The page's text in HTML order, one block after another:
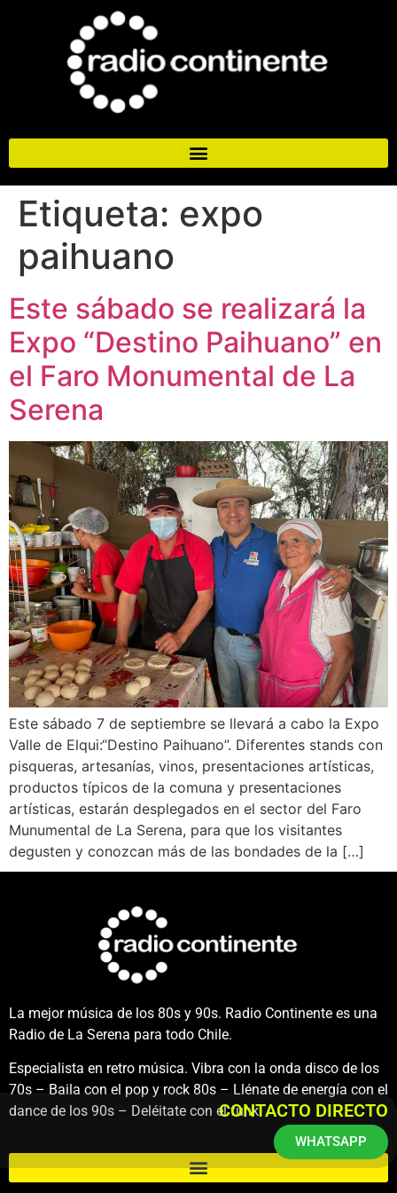
Etiqueta: expo
paihuano
Este sábado se realizará la
Expo “Destino Paihuano” en
el Faro Monumental de La
Serena
Este sábado 7 de septiembre se llevará a cabo la Expo
Valle de Elqui:“Destino Paihuano”. Diferentes stands con
pisqueras, artesanías, vinos, presentaciones artísticas,
productos típicos de la comuna y presentaciones
artísticas, estarán desplegados en el sector del Faro
Munumental de La Serena, para que los visitantes
degusten y conozcan más de las bondades de la […]
La mejor música de los 80s y 90s. Radio Continente es una
Radio de La Serena para todo Chile.
Especialista en retro música. Vibra con la onda disco de los
70s – Baila con el pop y rock 80s – Llénate de energía con el
dance de los 90s – Deléitate con el funk.CONTACTO DIRECTO
WHATSAPP